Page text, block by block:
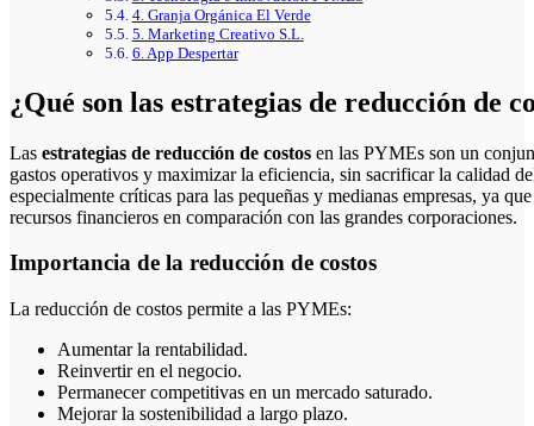
4. Granja Orgánica El Verde
5. Marketing Creativo S.L.
6. App Despertar
¿Qué son las estrategias de reducción de
Las estrategias de reducción de costos en las PYMEs son un
gastos operativos y maximizar la eficiencia, sin sacrificar la calidad
especialmente críticas para las pequeñas y medianas empresas, ya
recursos financieros en comparación con las grandes corporaciones.
Importancia de la reducción de costos
La reducción de costos permite a las PYMEs:
Aumentar la rentabilidad.
Reinvertir en el negocio.
Permanecer competitivas en un mercado saturado.
Mejorar la sostenibilidad a largo plazo.